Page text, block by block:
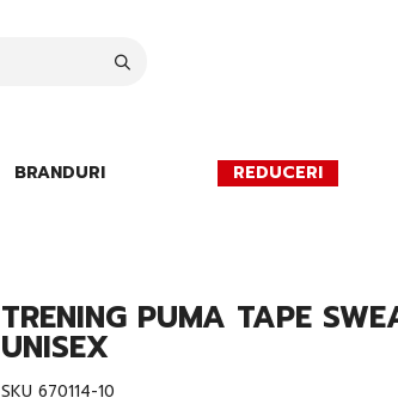
BRANDURI REDUCERI
TRENING PUMA TAPE
UNISEX
SKU 670114-10